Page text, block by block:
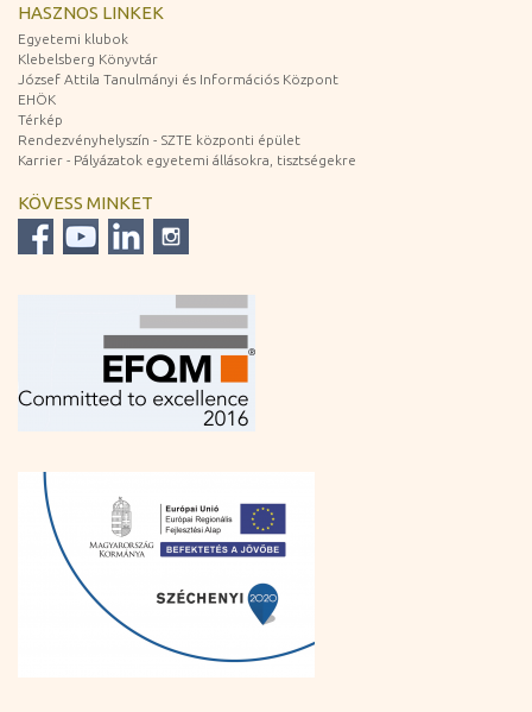
HASZNOS LINKEK
Egyetemi klubok
Klebelsberg Könyvtár
József Attila Tanulmányi és Információs Központ
EHÖK
Térkép
Rendezvényhelyszín - SZTE központi épület
Karrier - Pályázatok egyetemi állásokra, tisztségekre
KÖVESS MINKET